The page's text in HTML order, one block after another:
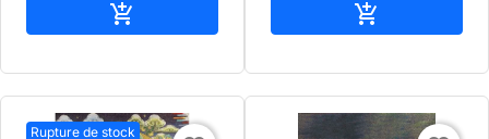
 
Rupture de stock